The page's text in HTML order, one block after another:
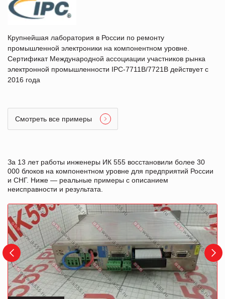
Крупнейшая лаборатория в России по ремонту
промышленной электроники на компонентном уровне.
Сертификат Международной ассоциации участников рынка
электронной промышленности IPC-7711B/7721B действует с
2016 года
Смотреть все примеры
За 13 лет работы инженеры ИК 555 восстановили более 30
000 блоков на компонентном уровне для предприятий России
и СНГ. Ниже — реальные примеры с описанием
неисправности и результата.